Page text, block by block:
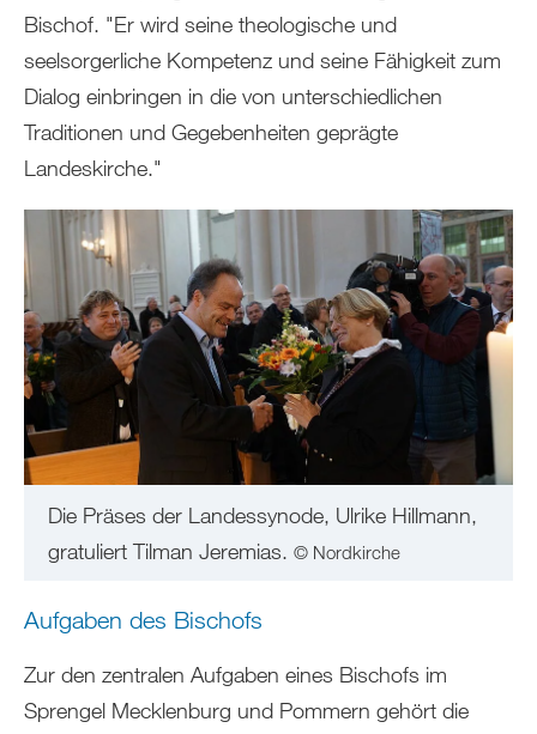
Bischof. "Er wird seine theologische und
seelsorgerliche Kompetenz und seine Fähigkeit zum
Dialog einbringen in die von unterschiedlichen
Traditionen und Gegebenheiten geprägte
Landeskirche."
Die Präses der Landessynode, Ulrike Hillmann,
gratuliert Tilman Jeremias. © Nordkirche
Aufgaben des Bischofs
Zur den zentralen Aufgaben eines Bischofs im
Sprengel Mecklenburg und Pommern gehört die